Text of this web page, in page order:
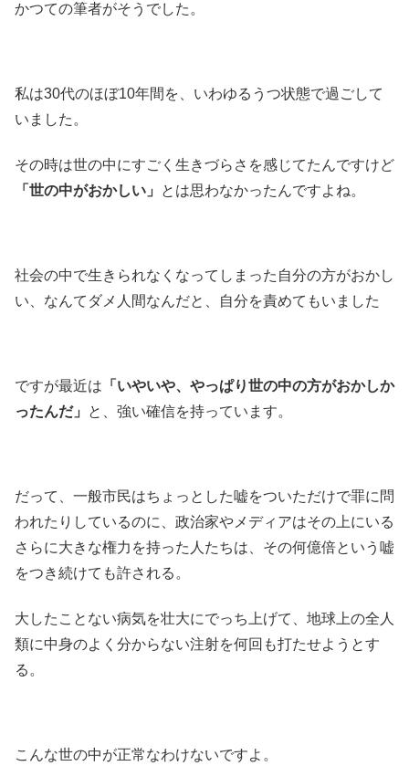
かつての筆者がそうでした。
私は30代のほぼ10年間を、いわゆるうつ状態で過ごして
いました。
その時は世の中にすごく生きづらさを感じてたんですけど
「世の中がおかしい」
とは思わなかったんですよね。
社会の中で生きられなくなってしまった自分の方がおかし
い、なんてダメ人間なんだと、自分を責めてもいました
ですが最近は 「いやいや、やっぱり世の中の方がおかしか
ったんだ」
と、強い確信を持っています。
だって、一般市民はちょっとした嘘をついただけで罪に問
われたりしているのに、政治家やメディアはその上にいる
さらに大きな権力を持った人たちは、その何億倍という嘘
をつき続けても許される。
大したことない病気を壮大にでっち上げて、地球上の全人
類に中身のよく分からない注射を何回も打たせようとす
る。
こんな世の中が正常なわけないですよ。